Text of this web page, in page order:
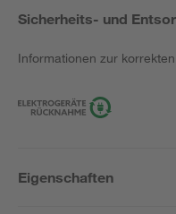
Sicherheits- und
Informationen zur
Eigenschaften